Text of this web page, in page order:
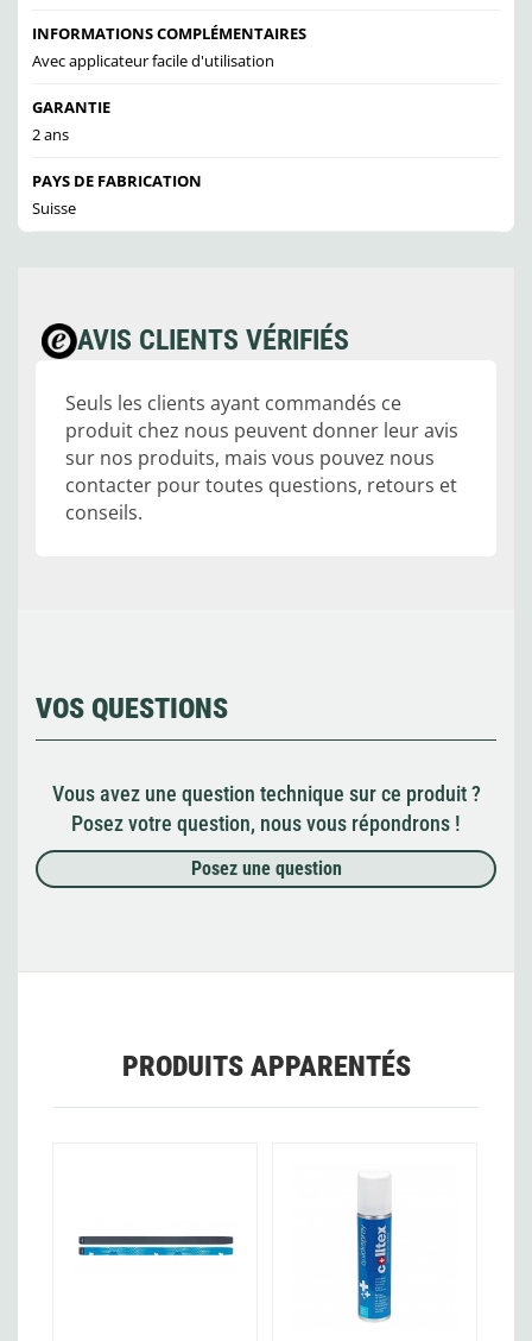
INFORMATIONS COMPLÉMENTAIRES
Avec applicateur facile d'utilisation
GARANTIE
2 ans
PAYS DE FABRICATION
Suisse
AVIS CLIENTS VÉRIFIÉS
Seuls les clients ayant commandés ce
produit chez nous peuvent donner leur avis
sur nos produits, mais vous pouvez nous
contacter pour toutes questions, retours et
conseils.
VOS QUESTIONS
Vous avez une question technique sur ce produit ?
Posez votre question, nous vous répondrons !
Posez une question
PRODUITS APPARENTÉS